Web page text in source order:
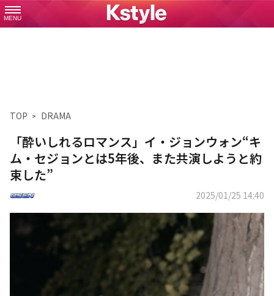
MENU
TOP DRAMA
「酔いしれるロマンス」イ・ジョンウォン“キ
ム・セジョンとは5年後、また共演しようと約
束した”
2025/01/25 14:40